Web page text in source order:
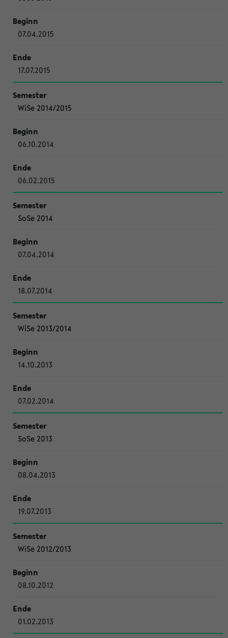
07.04.2015
17.07.2015
WiSe 2014/2015
06.10.2014
06.02.2015
SoSe 2014
07.04.2014
18.07.2014
WiSe 2013/2014
14.10.2013
07.02.2014
SoSe 2013
08.04.2013
19.07.2013
WiSe 2012/2013
08.10.2012
01.02.2013